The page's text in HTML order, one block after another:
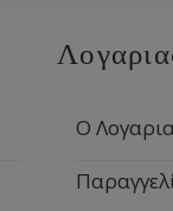
Ο